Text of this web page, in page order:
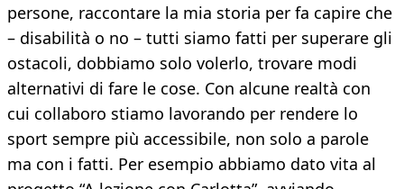
persone, raccontare la mia storia per fa capire che
– disabilità o no – tutti siamo fatti per superare gli
ostacoli, dobbiamo solo volerlo, trovare modi
alternativi di fare le cose. Con alcune realtà con
cui collaboro stiamo lavorando per rendere lo
sport sempre più accessibile, non solo a parole
ma con i fatti. Per esempio abbiamo dato vita al